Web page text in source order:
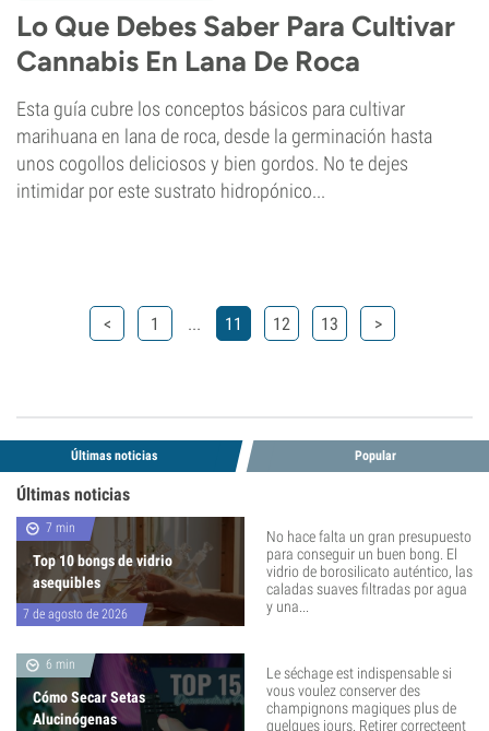
Lo Que Debes Saber Para Cultivar
Cannabis En Lana De Roca
Esta guía cubre los conceptos básicos para cultivar
marihuana en lana de roca, desde la germinación hasta
unos cogollos deliciosos y bien gordos. No te dejes
intimidar por este sustrato hidropónico...
< 1 ... 11 12 13 >
Últimas noticias Popular
Últimas noticias
7 min
Top 10 bongs de vidrio
asequibles
7 de agosto de 2026
No hace falta un gran presupuesto
para conseguir un buen bong. El
vidrio de borosilicato auténtico, las
caladas suaves filtradas por agua
y una...
6 min
Cómo Secar Setas
Alucinógenas
Le séchage est indispensable si
vous voulez conserver des
champignons magiques plus de
quelques jours. Retirer correcteent